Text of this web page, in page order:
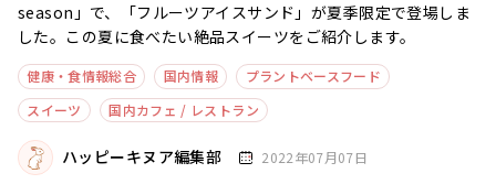
season」で、「フルーツアイスサンド」が夏季限定で登場しま
した。この夏に食べたい絶品スイーツをご紹介します。
健康・食情報総合 国内情報
プラントベースフード
スイーツ
国内カフェ / レストラン
ハッピーキヌア編集部 2022年07月07日